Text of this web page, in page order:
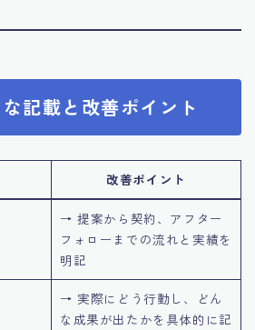
記載と改善ポイント
改善ポイント
→ 提案から契約、アフター
フォローまでの流れと実績を
明記
→ 実際にどう行動し、どん
な成果が出たかを具体的に記